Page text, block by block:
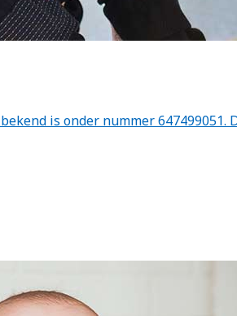
is onder nummer